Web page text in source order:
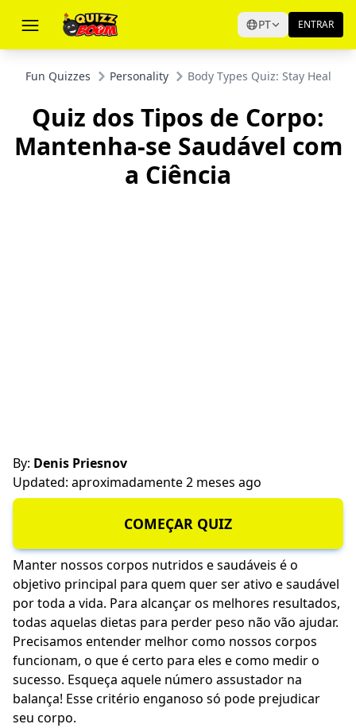
PT ENTRAR
Fun Quizzes Personality Body Types Quiz: Stay Healthy
Quiz dos Tipos de Corpo:
Mantenha-se Saudável com
a Ciência
By: Denis Priesnov
Updated: aproximadamente 2 meses ago
COMEÇAR QUIZ
Manter nossos corpos nutridos e saudáveis é o
objetivo principal para quem quer ser ativo e saudável
por toda a vida. Para alcançar os melhores resultados,
todas aquelas dietas para perder peso não vão ajudar.
Precisamos entender melhor como nossos corpos
funcionam, o que é certo para eles e como medir o
sucesso. Esqueça aquele número assustador na
balança! Esse critério enganoso só pode prejudicar
seu corpo.